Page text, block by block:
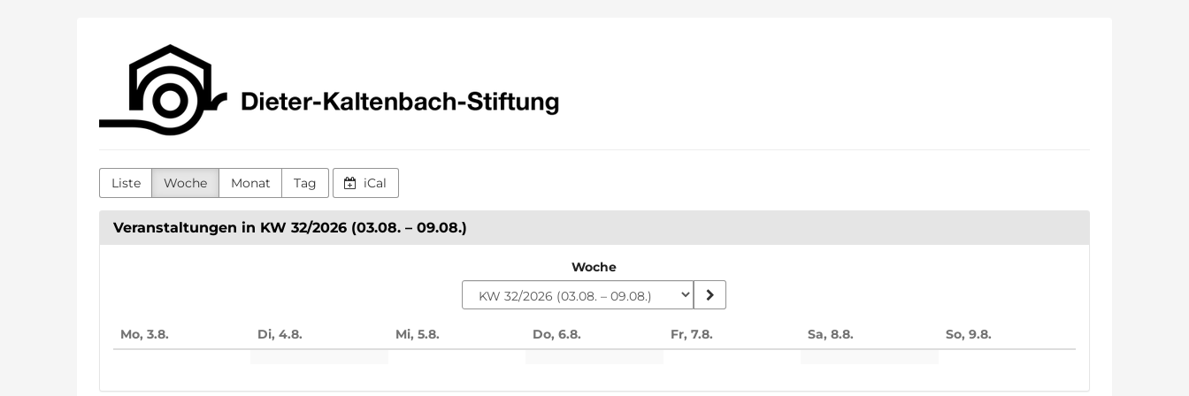
Dieter-
Kaltenbach-
Stiftung
Liste Woche Monat Tag iCal
Veranstaltungen in KW 32/2026 (03.08. – 09.08.)
auswählen
Woche
Mo, 3.8. Di, 4.8. Mi, 5.8. Do, 6.8. Fr, 7.8. Sa, 8.8. So, 9.8.